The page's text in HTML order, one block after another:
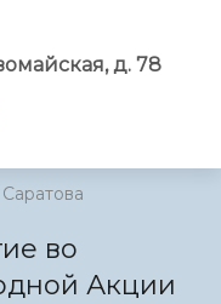
д. 78
во
Акции